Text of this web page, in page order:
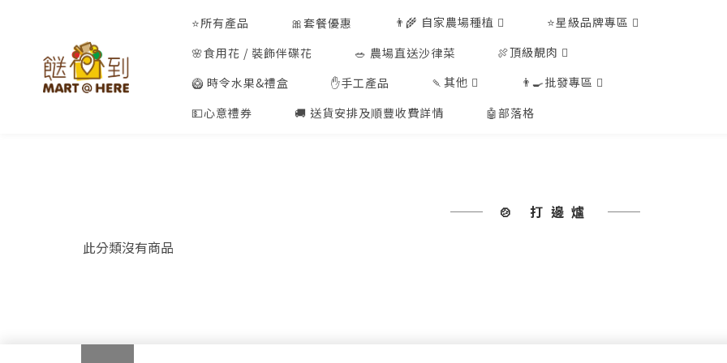
⭐所有產品 🎀套餐優惠 👨‍🌾 自家農場種植
⭐星級品牌專區
🌸食用花 / 裝飾伴碟花
🥗 農場直送沙律菜
🍖頂級靚肉
🥝 時令水果&禮盒
✋手工產品 🍡其他
👨‍🍳批發專區
💵心意禮券
🚚 送貨安排及順豐收費詳情 🤖部落格
🍲 打邊爐
此分類沒有商品